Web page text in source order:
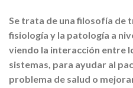
Se trata de una filosofía de
fisiología y la patología a
viendo la interacción entre
sistemas, para ayudar al
problema de salud o